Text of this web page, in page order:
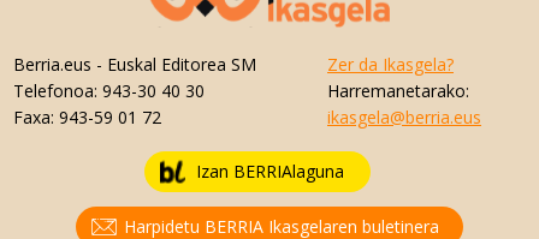
Berria.eus - Euskal Editorea SM
Telefonoa: 943-30 40 30
Faxa: 943-59 01 72
Zer da Ikasgela?
Harremanetarako:
ikasgela@berria.eus
Izan BERRIAlaguna
Harpidetu BERRIA Ikasgelaren buletinera